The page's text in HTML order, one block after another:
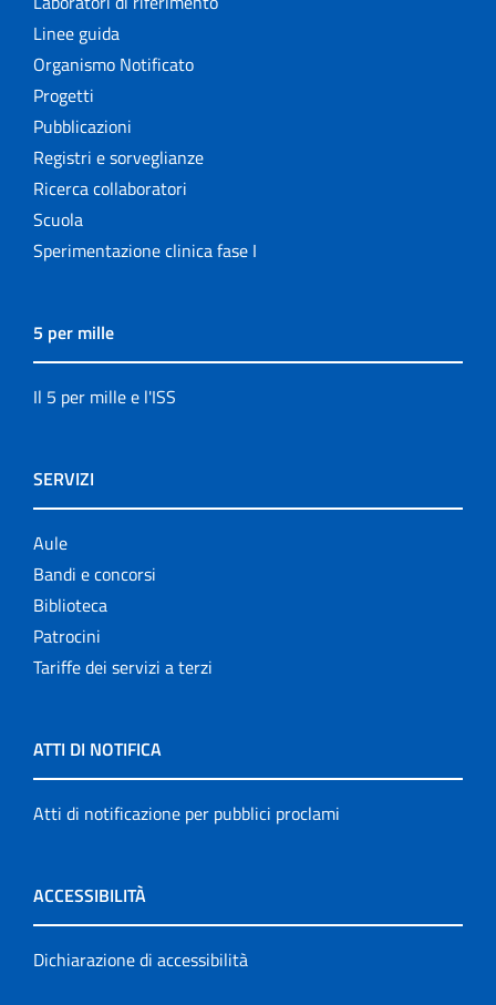
Linee guida
Organismo Notificato
Progetti
Pubblicazioni
Registri e sorveglianze
Ricerca collaboratori
Scuola
Sperimentazione clinica fase I
5 per mille
Il 5 per mille e l'ISS
SERVIZI
Aule
Bandi e concorsi
Biblioteca
Patrocini
Tariffe dei servizi a terzi
ATTI DI NOTIFICA
Atti di notificazione per pubblici proclami
ACCESSIBILITÀ
Dichiarazione di accessibilità